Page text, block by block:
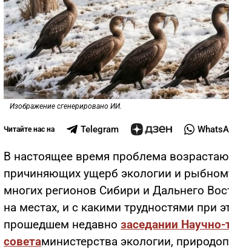
Изображение сгенерировано ИИ.
Читайте нас на Telegram
В настоящее время проблема
причиняющих ущерб экологии и
многих регионов Сибири и Дальнего
на местах, и с какими трудностями при
прошедшем недавно заседании Научно-
советаминистерства экологии,